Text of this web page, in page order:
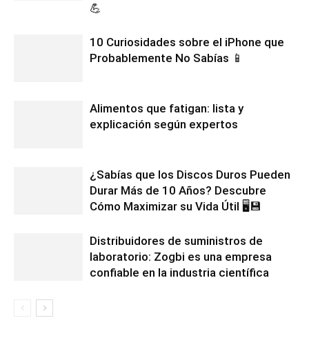
💪
10 Curiosidades sobre el iPhone que
Probablemente No Sabías 📱
Alimentos que fatigan: lista y
explicación según expertos
¿Sabías que los Discos Duros Pueden
Durar Más de 10 Años? Descubre
Cómo Maximizar su Vida Útil 🖥️💾
Distribuidores de suministros de
laboratorio: Zogbi es una empresa
confiable en la industria científica